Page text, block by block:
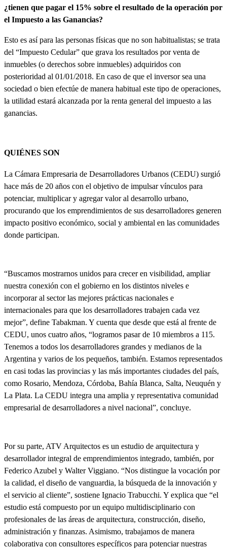
¿tienen que pagar el 15% sobre el resultado de la operación por
el Impuesto a las Ganancias?
Esto es así para las personas físicas que no son habitualistas; se trata
del “Impuesto Cedular” que grava los resultados por venta de
inmuebles (o derechos sobre inmuebles) adquiridos con
posterioridad al 01/01/2018. En caso de que el inversor sea una
sociedad o bien efectúe de manera habitual este tipo de operaciones,
la utilidad estará alcanzada por la renta general del impuesto a las
ganancias.
QUIÉNES SON
La Cámara Empresaria de Desarrolladores Urbanos (CEDU) surgió
hace más de 20 años con el objetivo de impulsar vínculos para
potenciar, multiplicar y agregar valor al desarrollo urbano,
procurando que los emprendimientos de sus desarrolladores generen
impacto positivo económico, social y ambiental en las comunidades
donde participan.
“Buscamos mostrarnos unidos para crecer en visibilidad, ampliar
nuestra conexión con el gobierno en los distintos niveles e
incorporar al sector las mejores prácticas nacionales e
internacionales para que los desarrolladores trabajen cada vez
mejor”, define Tabakman. Y cuenta que desde que está al frente de
CEDU, unos cuatro años, “logramos pasar de 10 miembros a 115.
Tenemos a todos los desarrolladores grandes y medianos de la
Argentina y varios de los pequeños, también. Estamos representados
en casi todas las provincias y las más importantes ciudades del país,
como Rosario, Mendoza, Córdoba, Bahía Blanca, Salta, Neuquén y
La Plata. La CEDU integra una amplia y representativa comunidad
empresarial de desarrolladores a nivel nacional”, concluye.
Por su parte, ATV Arquitectos es un estudio de arquitectura y
desarrollador integral de emprendimientos integrado, también, por
Federico Azubel y Walter Viggiano. “Nos distingue la vocación por
la calidad, el diseño de vanguardia, la búsqueda de la innovación y
el servicio al cliente”, sostiene Ignacio Trabucchi. Y explica que “el
estudio está compuesto por un equipo multidisciplinario con
profesionales de las áreas de arquitectura, construcción, diseño,
administración y finanzas. Asimismo, trabajamos de manera
colaborativa con consultores específicos para potenciar nuestras